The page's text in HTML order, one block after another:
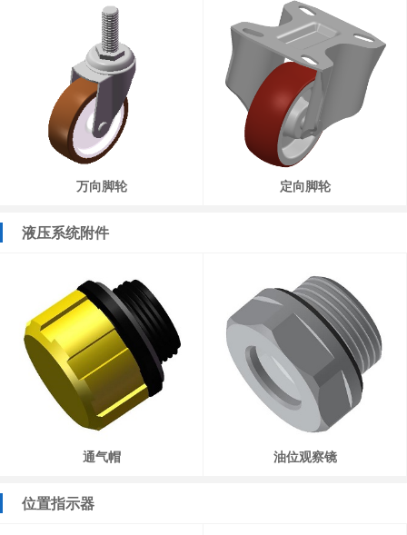
万向脚轮 定向脚轮
液压系统附件
通气帽 油位观察镜
位置指示器